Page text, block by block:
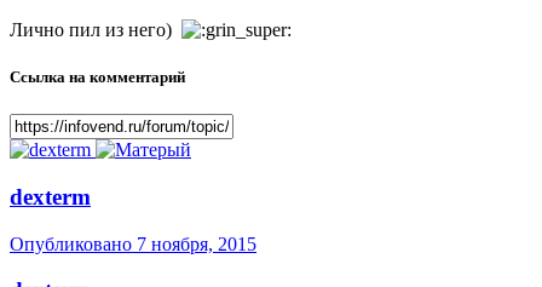
Лично пил из него)
Ссылка на комментарий
dexterm
Опубликовано 7 ноября, 2015